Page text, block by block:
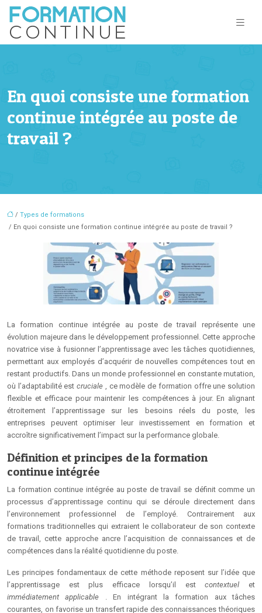
En quoi consiste une formation
continue intégrée au poste de
travail ?
/ Types de formations
/ En quoi consiste une formation continue intégrée au poste de travail ?
La formation continue intégrée au poste de travail représente une
évolution majeure dans le développement professionnel. Cette approche
novatrice vise à fusionner l’apprentissage avec les tâches quotidiennes,
permettant aux employés d’acquérir de nouvelles compétences tout en
restant productifs. Dans un monde professionnel en constante mutation,
où l’adaptabilité estcruciale , ce modèle de formation offre une solution
flexible et efficace pour maintenir les compétences à jour. En alignant
étroitement l’apprentissage sur les besoins réels du poste, les
entreprises peuvent optimiser leur investissement en formation et
accroître significativement l’impact sur la performance globale.
Définition et principes de la formation
continue intégrée
La formation continue intégrée au poste de travail se définit comme un
processus d’apprentissage continu qui se déroule directement dans
l’environnement professionnel de l’employé. Contrairement aux
formations traditionnelles qui extraient le collaborateur de son contexte
de travail, cette approche ancre l’acquisition de connaissances et de
compétences dans la réalité quotidienne du poste.
Les principes fondamentaux de cette méthode reposent sur l’idée que
l’apprentissage est plus efficace lorsqu’il estcontextuel et
immédiatement applicable . En intégrant la formation aux tâches
courantes, on favorise un transfert rapide des connaissances théoriques